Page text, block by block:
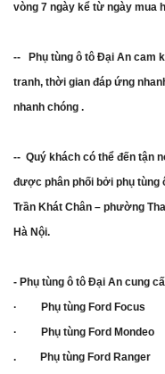
vòng 7 ngày kể từ ngày mua
-- Phụ tùng ô tô Đại An cam
tranh, thời gian đáp ứng
nhanh chóng .
-- Quý khách có thể đến tận
được phân phối bởi phụ tùng
Trần Khát Chân – phường
Hà Nội.
- Phụ tùng ô tô Đại An cung
· Phụ tùng Ford Focus
· Phụ tùng Ford Mondeo
. Phụ tùng Ford Ranger